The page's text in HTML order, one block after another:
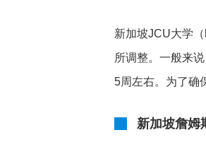
新加坡JCU大学
所调整。一般来
5周左右。为了确
新加坡詹姆